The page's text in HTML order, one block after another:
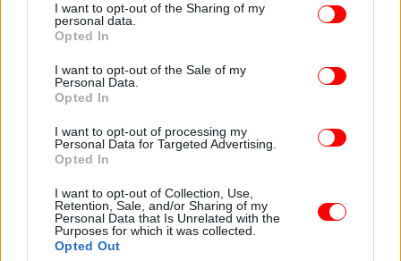
not limited to your visit or usage behaviour. You may click to
grant or deny consent to Google and its third-party tags to
use your data for below specified purposes in below Google
consent section.
I want to opt-out of the Sharing of my
personal data.
Opted In
I want to opt-out of the Sale of my
Personal Data.
Opted In
I want to opt-out of processing my
Personal Data for Targeted Advertising.
Opted In
I want to opt-out of Collection, Use,
Retention, Sale, and/or Sharing of my
Personal Data that Is Unrelated with the
Purposes for which it was collected.
Opted Out